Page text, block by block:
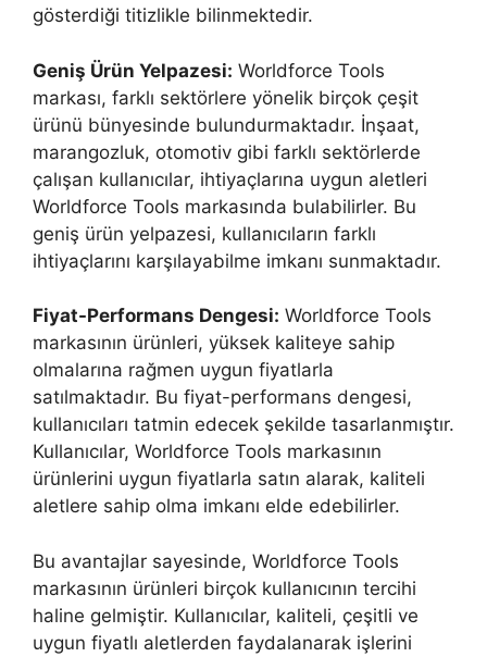
gösterdiği titizlikle bilinmektedir.
Geniş Ürün Yelpazesi: Worldforce Tools
markası, farklı sektörlere yönelik birçok çeşit
ürünü bünyesinde bulundurmaktadır. İnşaat,
marangozluk, otomotiv gibi farklı sektörlerde
çalışan kullanıcılar, ihtiyaçlarına uygun aletleri
Worldforce Tools markasında bulabilirler. Bu
geniş ürün yelpazesi, kullanıcıların farklı
ihtiyaçlarını karşılayabilme imkanı sunmaktadır.
Fiyat-Performans Dengesi: Worldforce Tools
markasının ürünleri, yüksek kaliteye sahip
olmalarına rağmen uygun fiyatlarla
satılmaktadır. Bu fiyat-performans dengesi,
kullanıcıları tatmin edecek şekilde tasarlanmıştır.
Kullanıcılar, Worldforce Tools markasının
ürünlerini uygun fiyatlarla satın alarak, kaliteli
aletlere sahip olma imkanı elde edebilirler.
Bu avantajlar sayesinde, Worldforce Tools
markasının ürünleri birçok kullanıcının tercihi
haline gelmiştir. Kullanıcılar, kaliteli, çeşitli ve
uygun fiyatlı aletlerden faydalanarak işlerini